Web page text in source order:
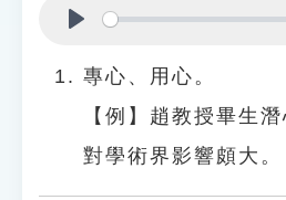
專心、用心。
【例】趙教授畢生
對學術界影響頗大。